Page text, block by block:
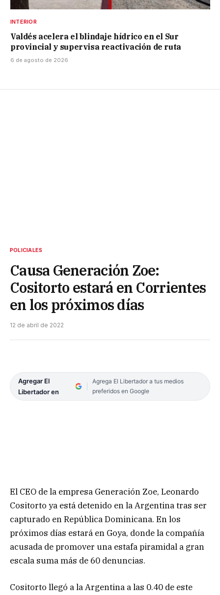
INTERIOR
Valdés acelera el blindaje hídrico en el Sur
provincial y supervisa reactivación de ruta
6 de agosto de 2026
POLICIALES
Causa Generación Zoe:
Cositorto estará en Corrientes
en los próximos días
12 de abril de 2022
Agregar El
Libertador en
Agrega El Libertador a tus medios
preferidos en Google
El CEO de la empresa Generación Zoe, Leonardo
Cositorto ya está detenido en la Argentina tras ser
capturado en República Dominicana. En los
próximos días estará en Goya, donde la compañía
acusada de promover una estafa piramidal a gran
escala suma más de 60 denuncias.
Cositorto llegó a la Argentina a las 0.40 de este